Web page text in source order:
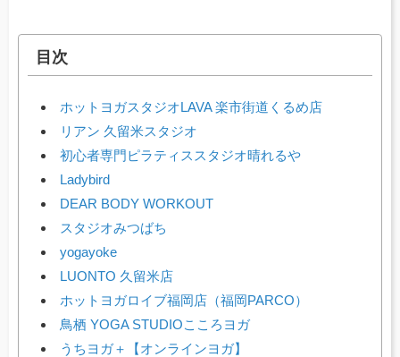
目次
ホットヨガスタジオLAVA 楽市街道くるめ店
リアン 久留米スタジオ
初心者専門ピラティススタジオ晴れるや
Ladybird
DEAR BODY WORKOUT
スタジオみつばち
yogayoke
LUONTO 久留米店
ホットヨガロイブ福岡店（福岡PARCO）
鳥栖 YOGA STUDIOこころヨガ
うちヨガ＋【オンラインヨガ】